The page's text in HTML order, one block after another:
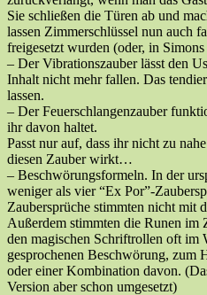
Sie schließen die Türen ab und
lassen Zimmerschlüssel nun auch
freigesetzt wurden (oder, in
– Der Vibrationszauber lässt den
Inhalt nicht mehr fallen. Das
lassen.
– Der Feuerschlangenzauber
ihr davon haltet.
Passt nur auf, dass ihr nicht zu
diesen Zauber wirkt…
– Beschwörungsformeln. In der
weniger als vier “Ex Por”-
Zaubersprüche stimmten nicht mit
Außerdem stimmten die Runen im
den magischen Schriftrollen oft im
gesprochenen Beschwörung, zum
oder einer Kombination davon.
Version aber schon umgesetzt)